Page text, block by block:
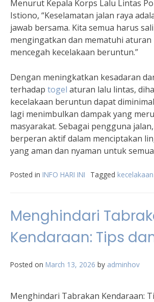
Menurut Kepala Korps Lalu Lintas
Istiono, “Keselamatan jalan raya
jawab bersama. Kita semua harus
mengingatkan dan mematuhi aturan
mencegah kecelakaan beruntun.”
Dengan meningkatkan kesadaran
terhadap togel aturan lalu lintas,
kecelakaan beruntun dapat
lagi menimbulkan dampak yang
masyarakat. Sebagai pengguna
berperan aktif dalam menciptakan
yang aman dan nyaman untuk
Posted in INFO HARI INI Tagged
Menghindari
Kendaraan: Tips
Posted on March 13, 2026 by adminhov
Menghindari Tabrakan Kendaraan: